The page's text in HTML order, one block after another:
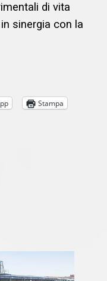
di vita
sinergia con la
Stampa